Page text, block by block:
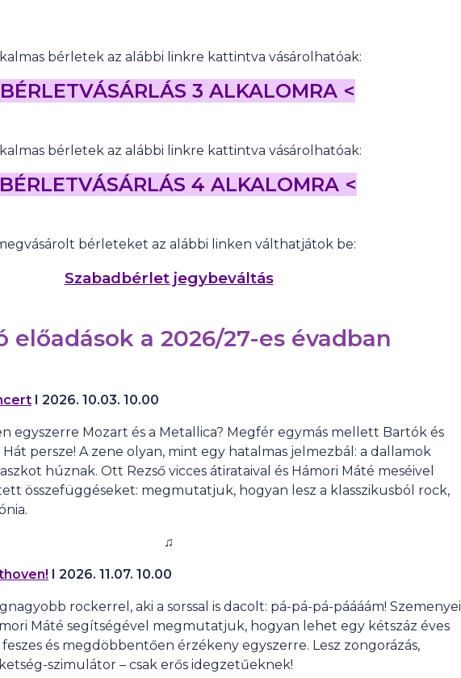
bérletek az alábbi linkre kattintva vásárolhatóak:
3 ALKALOMRA <
bérletek az alábbi linkre kattintva vásárolhatóak:
4 ALKALOMRA <
bérleteket az alábbi linken válthatjátok be:
Szabadbérlet jegybeváltás
előadások a 2026/27-es évadban
I 2026. 10.03. 10.00
egyszerre Mozart és a Metallica? Megfér egymás mellett Bartók és
persze! A zene olyan, mint egy hatalmas jelmezbál: a dallamok
húznak. Ott Rezső vicces átirataival és Hámori Máté meséivel
összefüggéseket: megmutatjuk, hogyan lesz a klasszikusból rock,
♫
I 2026. 11.07. 10.00
rockerrel, aki a sorssal is dacolt: pá-pá-pá-páááám! Szemenyei
Máté segítségével megmutatjuk, hogyan lehet egy kétszáz éves
és megdöbbentően érzékeny egyszerre. Lesz zongorázás,
szimulátor – csak erős idegzetűeknek!